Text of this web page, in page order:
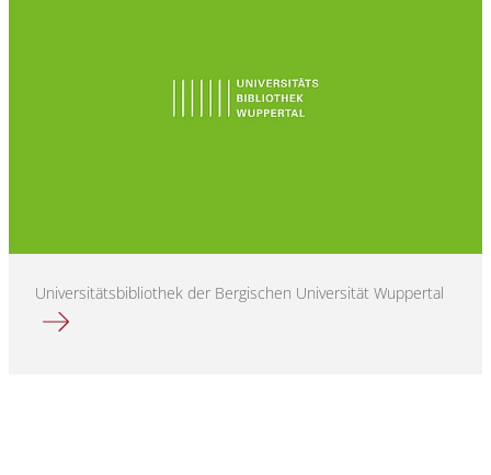
Universitätsbibliothek der Bergischen Universität Wuppertal
Mehr erfahren über